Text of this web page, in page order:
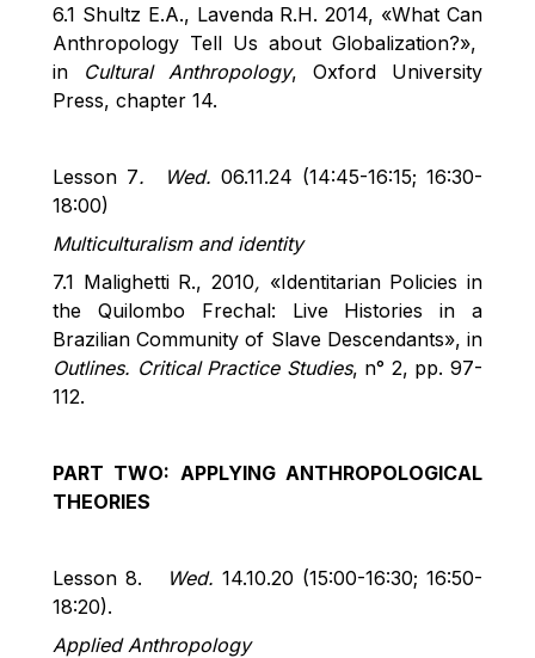
6.1 Shultz E.A., LavendaR.H. 2014, «What Can
Anthropology Tell Us about Globalization?»,
in
Cultural Anthropology, Oxford University
Press, chapter 14.
Lesson 7. Wed. 06.11.24 (14:45-16:15; 16:30-
18:00)
Multiculturalism and identity
7.1 MalighettiR., 2010, «Identitarian Policies in
the Quilombo Frechal: Live Histories in a
Brazilian Community of Slave Descendants», in
Outlines. Critical Practice Studies, n° 2, pp. 97-
112.
PART TWO: APPLYING ANTHROPOLOGICAL
THEORIES
Lesson 8. Wed. 14.10.20 (15:00-16:30; 16:50-
18:20).
Applied Anthropology